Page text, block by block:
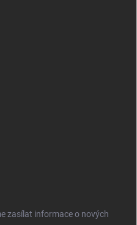
zasílat informace o nových